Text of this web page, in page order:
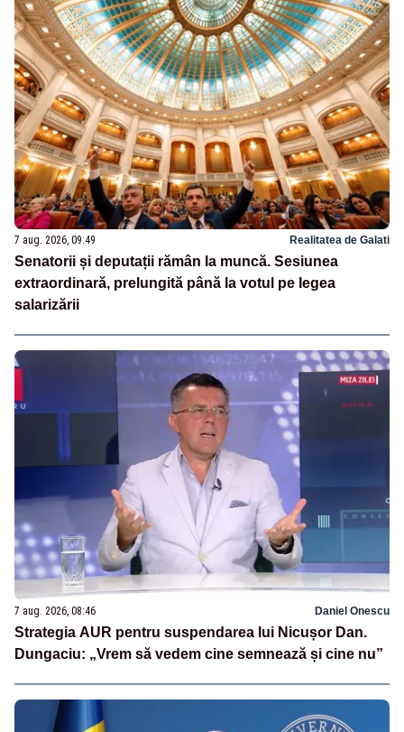
7 aug. 2026, 09:49 Realitatea de Galati
Senatorii și deputații rămân la muncă. Sesiunea
extraordinară, prelungită până la votul pe legea
salarizării
7 aug. 2026, 08:46 Daniel Onescu
Strategia AUR pentru suspendarea lui Nicușor Dan.
Dungaciu: „Vrem să vedem cine semnează și cine nu”